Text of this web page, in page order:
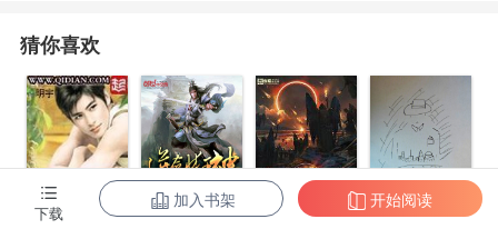
猜你喜欢
下载
加入书架 开始阅读